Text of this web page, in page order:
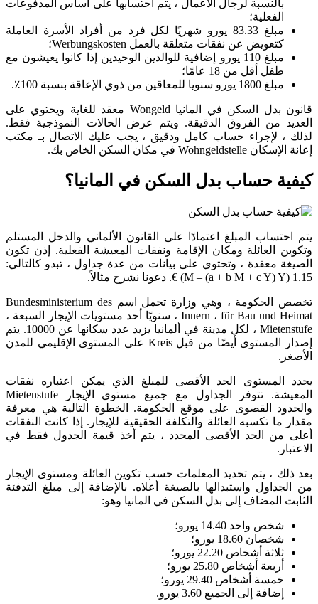
بالنسبة لرجال الأعمال ، يتم احتسابها على أساس المدفوعات
الفعلية؛
مبلغ 83.33 يورو شهريًا لكل فرد من أفراد الأسرة العاملة
كتعويض عن نفقات متعلقة بالعمل Werbungskosten؛
مبلغ 110 يورو إضافية للوالدين الوحيدين إذا كانوا يعيشون مع
طفل أقل من 18 عامًا؛
مبلغ 1800 يورو سنويا للمعاقين من ذوي الإعاقة بنسبة 100٪.
قانون بدل السكن في المانيا Wongeld معقد للغاية ويحتوي على
العديد من الفروق الدقيقة. ويتم عرض الحالات النموذجية فقط.
لذلك ، لإجراء حساب كامل ودقيق ، يجب عليك الاتصال بـ مكتب
إعانة الإسكان Wohngeldstelle في مكان السكن الخاص بك.
كيفية حساب بدل السكن في المانيا؟
يتم احتساب المبلغ اعتمادًا على القانون الألماني والدخل المستلم
وتكوين العائلة ومكان الإقامة ونفقات المعيشة الفعلية. إذن تكون
الصيغة معقدة ، وتحتوي على بيانات من عدة جداول ، تبدو كالتالي:
1.15 (M – (a + b M + c Y) Y) €. دعونا نشرح مثالاً.
تخصص الحكومة ، وهي وزارة تحمل اسم Bundesministerium des
Innern ، für Bau und Heimat ، سنويًا أحد مستويات الإيجار السبعة ،
Mietenstufe ، لكل مدينة في ألمانيا يزيد عدد سكانها عن 10000. يتم
إصدار المستوى أيضًا من قبل Kreis على المستوى الإقليمي للمدن
الأصغر.
يحدد المستوى الحد الأقصى للمبلغ الذي يمكن اعتباره نفقات
المعيشة. تتوفر الجداول مع جميع مستوى الإيجار Mietenstufe
والحدود القصوى على موقع الحكومة. الخطوة التالية هي معرفة
مقدار ما تكسبه العائلة والتكلفة الحقيقية للإيجار. إذا كانت النفقات
أعلى من الحد الأقصى المحدد ، يتم أخذ قيمة الجدول فقط في
الاعتبار.
بعد ذلك ، يتم تحديد المعلمات حسب تكوين العائلة ومستوى الإيجار
من الجداول واستبدالها بالصيغة أعلاه. بالإضافة إلى مبلغ التدفئة
الثابت المضاف إلى بدل السكن في المانيا وهو:
شخص واحد 14.40 يورو؛
شخصان 18.60 يورو؛
ثلاثة أشخاص 22.20 يورو؛
أربعة أشخاص 25.80 يورو؛
خمسة أشخاص 29.40 يورو؛
إضافة إلى الجميع 3.60 يورو.